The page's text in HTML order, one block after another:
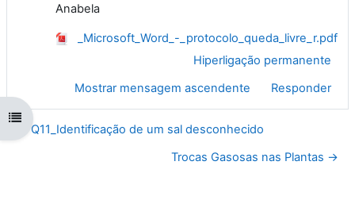
Abrir índice da disciplina
Anabela
_Microsoft_Word_-_protocolo_queda_livre_r.pdf
Hiperligação permanente
Mostrar mensagem ascendente
Responder
← Q11_Identificação de um sal desconhecido
Trocas Gasosas nas Plantas →